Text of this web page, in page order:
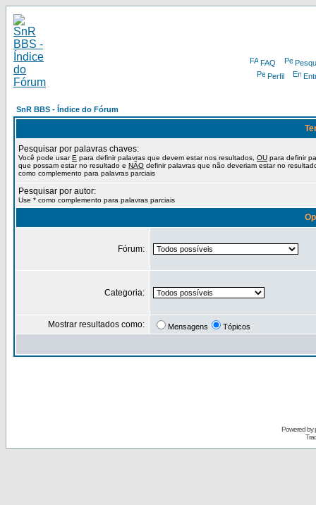
FAQ
Perfil
SnR BBS - Índice do Fórum
Pesquisar por palavras chaves:
Você pode usarE para definir palavras que devem estar nos resultados, OU para definir
que possam estar no resultado e NÃO definir palavras que não deveriam estar no
como complemento para palavras parciais
Pesquisar por autor:
Use * como complemento para palavras parciais
Fórum:
Categoria:
Mostrar resultados como: Mensagens Tópicos
Powered by